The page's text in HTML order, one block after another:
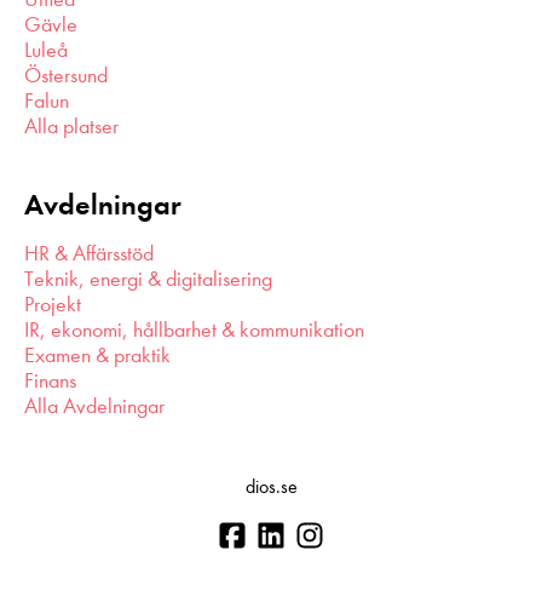
Gävle
Luleå
Östersund
Falun
Alla platser
Avdelningar
HR & Affärsstöd
Teknik, energi & digitalisering
Projekt
IR, ekonomi, hållbarhet & kommunikation
Examen & praktik
Finans
Alla Avdelningar
dios.se